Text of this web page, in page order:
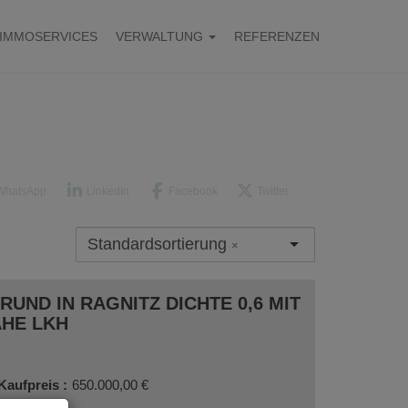
IMMOSERVICES VERWALTUNG REFERENZEN
Standardsortierung ×
IN RAGNITZ DICHTE 0,6 MIT
LKH
650.000,00 €